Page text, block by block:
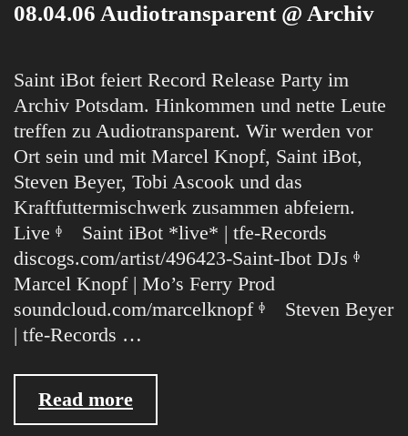
08.04.06 Audiotransparent @ Archiv
Saint iBot feiert Record Release Party im
Archiv Potsdam. Hinkommen und nette Leute
treffen zu Audiotransparent. Wir werden vor
Ort sein und mit Marcel Knopf, Saint iBot,
Steven Beyer, Tobi Ascook und das
Kraftfuttermischwerk zusammen abfeiern.
Live ᶲ Saint iBot *live* | tfe-Records
discogs.com/artist/496423-Saint-Ibot DJs ᶲ
Marcel Knopf | Mo’s Ferry Prod
soundcloud.com/marcelknopf ᶲ Steven Beyer
| tfe-Records …
Read more08.04.06
Audiotransparent